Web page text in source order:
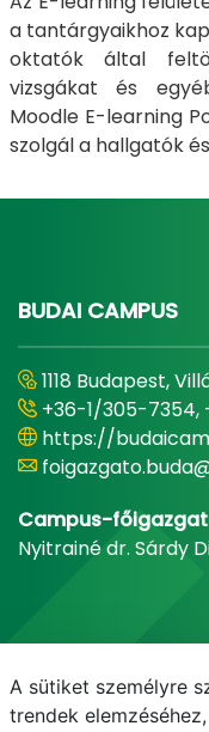
a tantárgyaikhoz
oktatók által
vizsgákat és
Moodle E-learning
szolgál a hallgatók
BUDAI CAMPUS
1118 Budapest,
+36-1/305-7354,
https://
Campus-
Nyitrainé dr. Sárdy
A sütiket személyre
trendek